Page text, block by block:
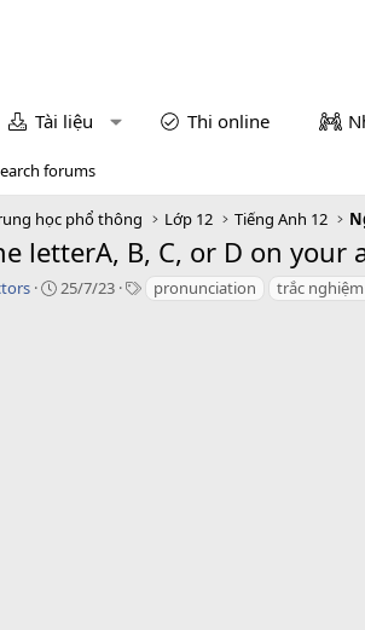
Tài liệu Thi online
forums
học phổ thông Lớp 12 Tiếng Anh 12
letterA, B, C, or D on your
C
25/7/23
T pronunciation trắc